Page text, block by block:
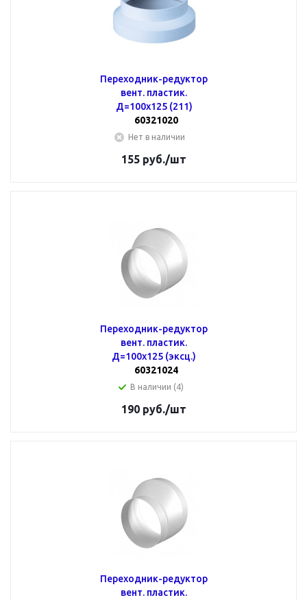
Переходник-редуктор
вент. пластик.
Д=100х125 (211)
60321020
Нет в наличии
155 руб./шт
Переходник-редуктор
вент. пластик.
Д=100х125 (эксц.)
60321024
В наличии (4)
190 руб./шт
Переходник-редуктор
вент. пластик.